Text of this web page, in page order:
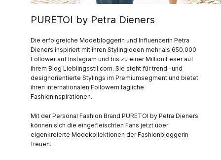
PURETOI by Petra Dieners
Die erfolgreiche Modebloggerin und Influencerin Petra
Dieners inspiriert mit ihren Stylingideen mehr als 650.000
Follower auf Instagram und bis zu einer Million Leser auf
ihrem Blog Lieblingsstil.com. Sie steht für trend -und
designorientierte Stylings im Premiumsegment und bietet
ihren internationalen Followern tägliche
Fashioninspirationen.
Mit der Personal Fashion Brand PURETOI by Petra Dieners
können sich die eingefleischten Fans jetzt über
eigenkreierte Modekollektionen der Fashionbloggerin
freuen.